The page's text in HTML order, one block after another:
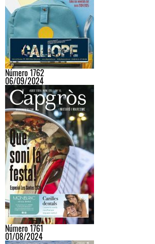
Número 1762
06/09/2024
Número 1761
01/08/2024